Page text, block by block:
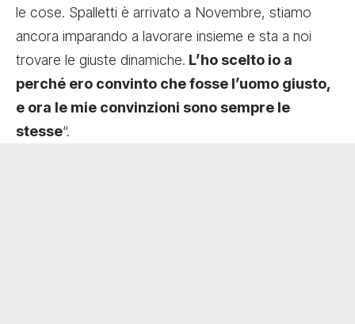
le cose. Spalletti è arrivato a Novembre, stiamo
ancora imparando a lavorare insieme e sta a noi
trovare le giuste dinamiche. L’ho scelto io a
perché ero convinto che fosse l’uomo giusto,
e ora le mie convinzioni sono sempre le
stesse“.